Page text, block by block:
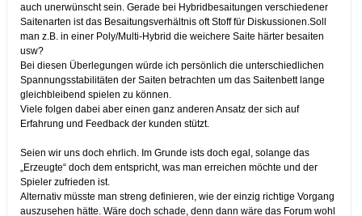
auch unerwünscht sein. Gerade bei Hybridbesaitungen verschiedener
Saitenarten ist das Besaitungsverhältnis oft Stoff für Diskussionen.Soll
man z.B. in einer Poly/Multi-Hybrid die weichere Saite härter besaiten
usw?
Bei diesen Überlegungen würde ich persönlich die unterschiedlichen
Spannungsstabilitäten der Saiten betrachten um das Saitenbett lange
gleichbleibend spielen zu können.
Viele folgen dabei aber einen ganz anderen Ansatz der sich auf
Erfahrung und Feedback der kunden stützt.
Seien wir uns doch ehrlich. Im Grunde ists doch egal, solange das
„Erzeugte“ doch dem entspricht, was man erreichen möchte und der
Spieler zufrieden ist.
Alternativ müsste man streng definieren, wie der einzig richtige Vorgang
auszusehen hätte. Wäre doch schade, denn dann wäre das Forum wohl